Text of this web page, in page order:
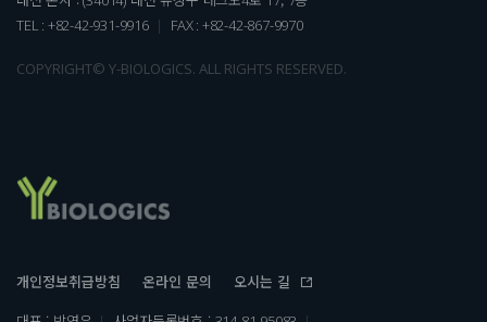
TEL : +82-42-931-9916 FAX : +82-42-867-9970
COPYRIGHT© Y-BIOLOGICS. ALL RIGHTS RESERVED.
개인정보취급방침 온라인 문의
오시는 길